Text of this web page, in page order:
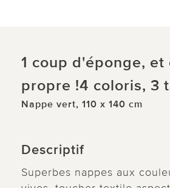
1 coup d'éponge, et
propre !4 coloris, 3
Nappe vert, 110 x 140 cm
Descriptif
Superbes nappes aux